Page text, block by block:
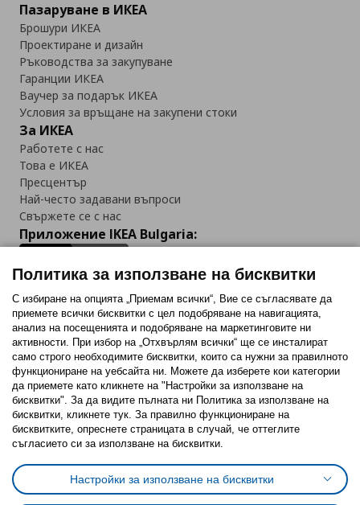
Пазаруване в ИКЕА
Брошури ИКЕА
Проектиране и дизайн
Ръководства за закупуване
Гаранции ИКЕА
Ваучер за подарък ИКЕА
Условия за връщане на закупени стоки
За ИКЕА
Работете с нас
Това е ИКЕА
Пресцентър
Най-често задавани въпроси
Свържете се с нас
Приложение IKEA Bulgaria:
Последвайте ни:
FacebookTwitterYoutubePinterestInstagram
Политика за използване на бисквитки (Cookies)
Избор на настройки за използване на бисквитки
Условия за ползване на ikea.bgОбща политика за личните данни
Политика за защита на личните данни на ikea.bg
Политика за използване на бисквитки
С избиране на опцията „Приемам всички“, Вие се съгласявате да
приемете всички бисквитки с цел подобряване на навигацията,
анализ на посещенията и подобряване на маркетинговите ни
активности. При избор на „Отхвърлям всички“ ще се инсталират
само строго необходимитe бисквитки, които са нужни за правилното
функциониране на уебсайта ни. Можете да изберете кои категории
да приемете като кликнете на "Настройки за използване на
бисквитки". За да видите пълната ни Политика за използване на
бисквитки, кликнете тук. За правилно функциониране на
бисквитките, опреснете страницата в случай, че оттеглите
съгласието си за използване на бисквитки.
Настройки за използване на бисквитки